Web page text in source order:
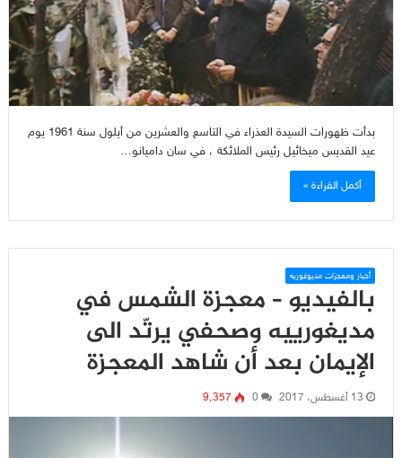
بدأت ظهورات السيدة العذراء في التاسع والعشرين من أيلول سنة 1961 يوم
عيد القديس ميخائيل رئيس الملائكة ، في سان داميانو…
أكمل القراءة »
أخبار ومعجزات مديوغوريه
بالفيديو – معجزة الشمس في
مديغورييه وصحفي يرتّد الى
الإيمان بعد أن شاهد المعجزة
13 أغسطس، 2017 0 9٬357